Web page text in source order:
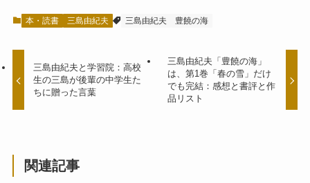
本・読書 三島由紀夫 三島由紀夫 豊饒の海
三島由紀夫と学習院：高校
生の三島が後輩の中学生た
ちに贈った言葉
三島由紀夫「豊饒の海」
は、第1巻「春の雪」だけ
でも完結：感想と書評と作
品リスト
関連記事